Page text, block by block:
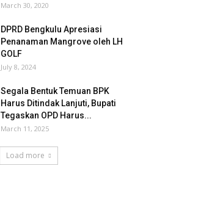
March 30, 2020
DPRD Bengkulu Apresiasi
Penanaman Mangrove oleh LH
GOLF
July 8, 2024
Segala Bentuk Temuan BPK
Harus Ditindak Lanjuti, Bupati
Tegaskan OPD Harus...
March 11, 2025
Load more